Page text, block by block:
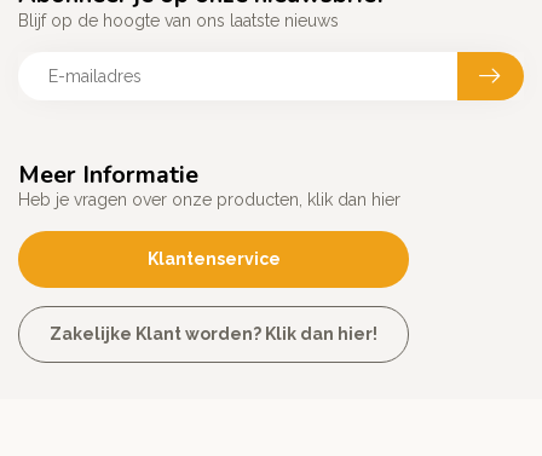
Meer Informatie
Heb je vragen over onze producten, klik dan hier
Klantenservice
Zakelijke Klant worden? Klik dan hier!
Blijf op de hoogte van ons laatste nieuws